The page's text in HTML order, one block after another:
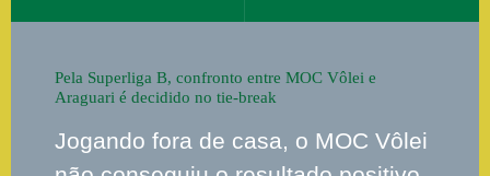
Pela Superliga B, confronto entre MOC Vôlei e
Araguari é decidido no tie-break
Jogando fora de casa, o MOC Vôlei